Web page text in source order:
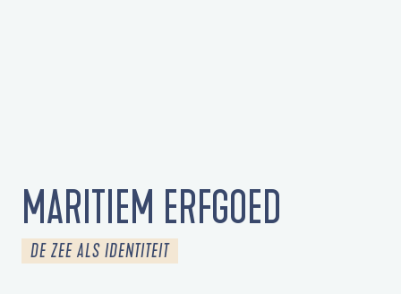
MARITIEM ERFGOED
DE ZEE ALS IDENTITEIT